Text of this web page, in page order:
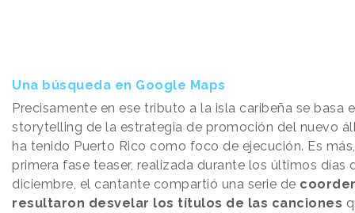
Una búsqueda en Google Maps
Precisamente en ese tributo a la isla caribeña se basa
storytelling de la estrategia de promoción del nuevo
ha tenido Puerto Rico como foco de ejecución. Es
primera fase teaser, realizada durante los últimos días
diciembre, el cantante compartió una serie de
resultaron desvelar los títulos de las canciones